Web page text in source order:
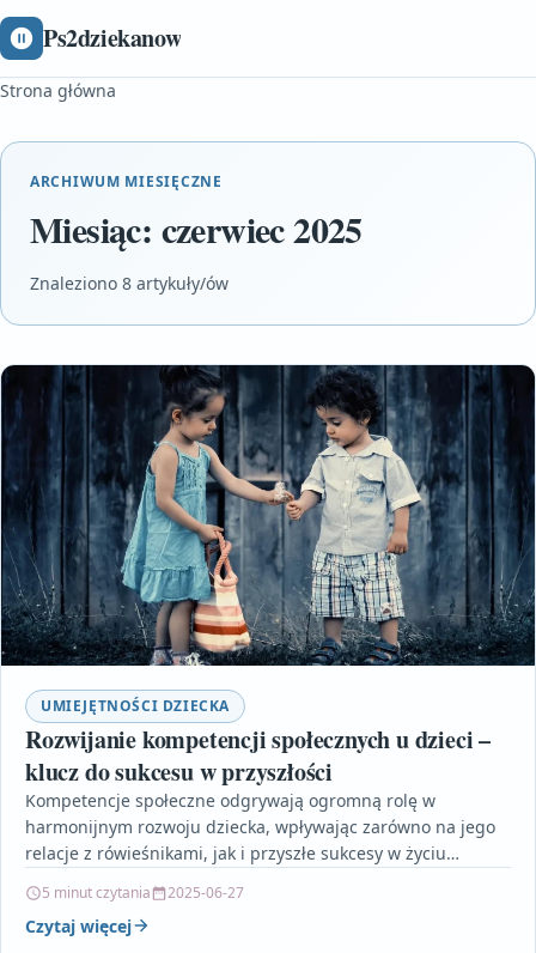
Ps2dziekanow
Strona główna
ARCHIWUM MIESIĘCZNE
Miesiąc: czerwiec 2025
Znaleziono 8 artykuły/ów
UMIEJĘTNOŚCI DZIECKA
Rozwijanie kompetencji społecznych u dzieci –
klucz do sukcesu w przyszłości
Kompetencje społeczne odgrywają ogromną rolę w
harmonijnym rozwoju dziecka, wpływając zarówno na jego
relacje z rówieśnikami, jak i przyszłe sukcesy w życiu
5 minut czytania 2025-06-27
Czytaj więcej